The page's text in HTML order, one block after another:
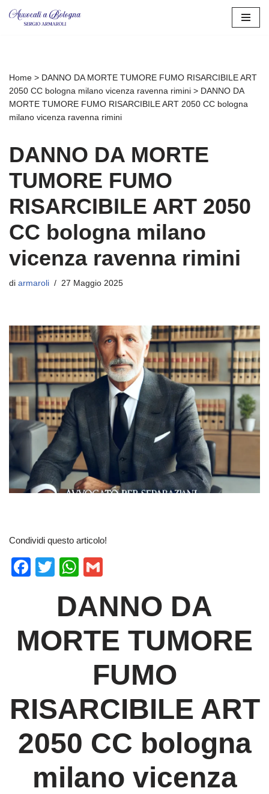
Home > DANNO DA MORTE TUMORE FUMO RISARCIBILE ART
2050 CC bologna milano vicenza ravenna rimini > DANNO DA
MORTE TUMORE FUMO RISARCIBILE ART 2050 CC bologna
milano vicenza ravenna rimini
DANNO DA MORTE
TUMORE FUMO
RISARCIBILE ART 2050
CC bologna milano
vicenza ravenna rimini
di armaroli 27 Maggio 2025
Condividi questo articolo!
F
b
k
T
tt
W
at
A
ail
DANNO DA
MORTE TUMORE
FUMO
RISARCIBILE ART
2050 CC bologna
milano vicenza